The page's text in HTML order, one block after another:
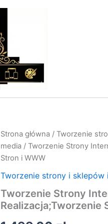
Strona główna / Tworzenie
media / Tworzenie Strony
Stron i WWW
Tworzenie strony i
Tworzenie Strony
Realizacja;Tworzenie
ilość
Tworzenie
Internetowej
Firmy:
i
Realizacja;Tworzenie
Stron
i